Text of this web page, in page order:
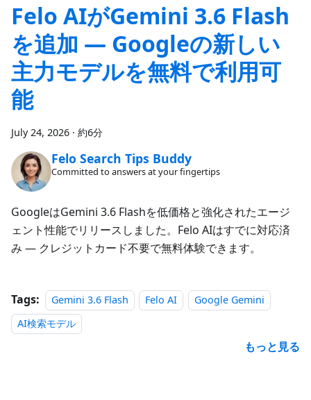
Felo AIがGemini 3.6 Flash
を追加 — Googleの新しい
主力モデルを無料で利用可
能
July 24, 2026 · 約6分
Felo Search Tips Buddy
Committed to answers at your fingertips
GoogleはGemini 3.6 Flashを低価格と強化されたエージ
ェント性能でリリースしました。Felo AIはすでに対応済
み — クレジットカード不要で無料体験できます。
Tags: Gemini 3.6 Flash Felo AI
Google Gemini
AI検索モデル
もっと見る